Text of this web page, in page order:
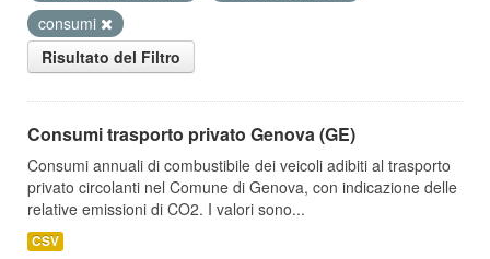
consumi
Risultato del Filtro
Consumi trasporto privato Genova (GE)
Consumi annuali di combustibile dei veicoli adibiti al trasporto
privato circolanti nel Comune di Genova, con indicazione delle
relative emissioni di CO2. I valori sono...
CSV